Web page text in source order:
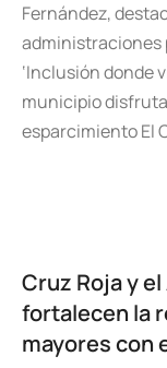
Fernández,
administraciones
‘Inclusión donde
municipio
esparcimiento El
Cruz Roja y
fortalecen la
mayores con